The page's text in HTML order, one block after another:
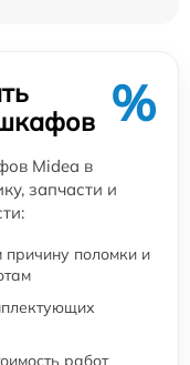
%
Midea в
запчасти и
поломки и
работ